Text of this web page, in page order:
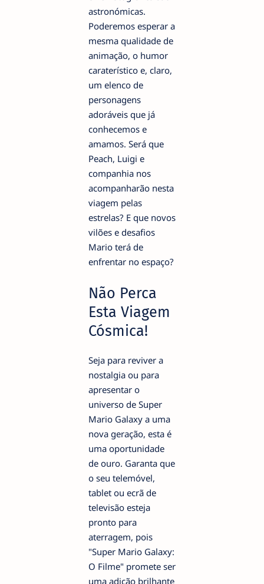
astronómicas.
Poderemos esperar a
mesma qualidade de
animação, o humor
caraterístico e, claro,
um elenco de
personagens
adoráveis que já
conhecemos e
amamos. Será que
Peach, Luigi e
companhia nos
acompanharão nesta
viagem pelas
estrelas? E que novos
vilões e desafios
Mario terá de
enfrentar no espaço?
Não Perca
Esta Viagem
Cósmica!
Seja para reviver a
nostalgia ou para
apresentar o
universo de Super
Mario Galaxy a uma
nova geração, esta é
uma oportunidade
de ouro. Garanta que
o seu telemóvel,
tablet ou ecrã de
televisão esteja
pronto para
aterragem, pois
"Super Mario Galaxy:
O Filme" promete ser
uma adição brilhante